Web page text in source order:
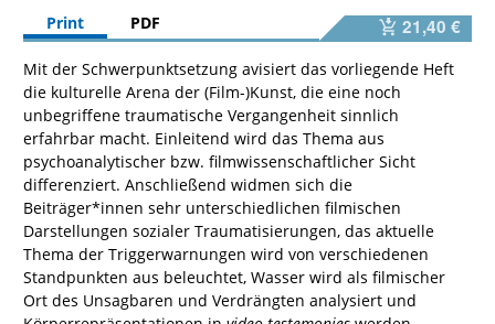
Print
PDF 21,40 €
Mit der Schwerpunktsetzung avisiert das vorliegende Heft
die kulturelle Arena der (Film-)Kunst, die eine noch
unbegriffene traumatische Vergangenheit sinnlich
erfahrbar macht. Einleitend wird das Thema aus
psychoanalytischer bzw. filmwissenschaftlicher Sicht
differenziert. Anschließend widmen sich die
Beiträger*innen sehr unterschiedlichen filmischen
Darstellungen sozialer Traumatisierungen, das aktuelle
Thema der Triggerwarnungen wird von verschiedenen
Standpunkten aus beleuchtet, Wasser wird als filmischer
Ort des Unsagbaren und Verdrängten analysiert und